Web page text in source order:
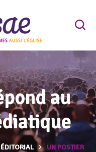
au
ÉDITORIAL
UN POSTIER